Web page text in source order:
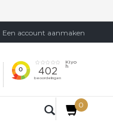
Een account aanmaken
0